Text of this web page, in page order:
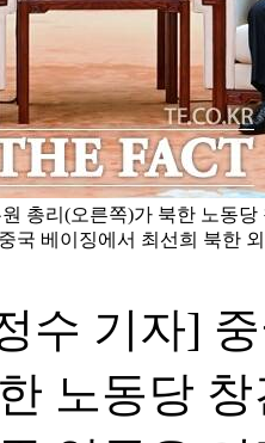
총리(오른쪽)가 북한 노동당
국 베이징에서 최선희 북한
수 기자]
노동당